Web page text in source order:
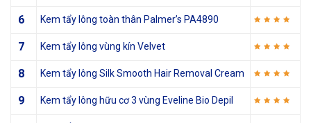
6 Kem tẩy lông toàn thân Palmer’s PA4890
7 Kem tẩy lông vùng kín Velvet
8 Kem tẩy lông Silk Smooth Hair Removal Cream
9 Kem tẩy lông hữu cơ 3 vùng Eveline Bio Depil